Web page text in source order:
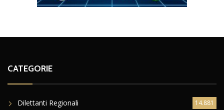
CATEGORIE
Dilettanti Regionali 14.881